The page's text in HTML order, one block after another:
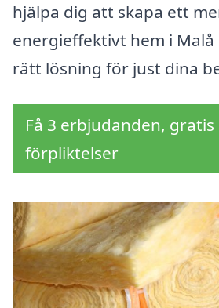
hjälpa dig att skapa ett
energieffektivt hem i
rätt lösning för just dina
Få 3 erbjudanden,
förpliktelser